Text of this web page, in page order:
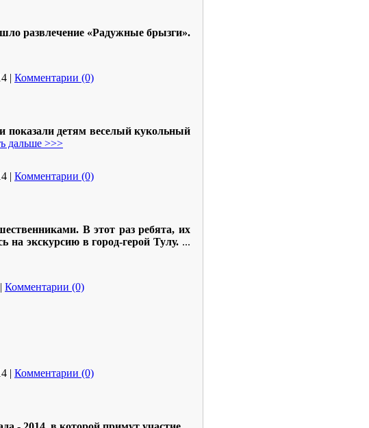
развлечение «Радужные брызги».
| Комментарии (0)
показали детям веселый кукольный
дальше >>>
| Комментарии (0)
В этот раз ребята, их
на экскурсию в город-герой Тулу. ...
| Комментарии (0)
| Комментарии (0)